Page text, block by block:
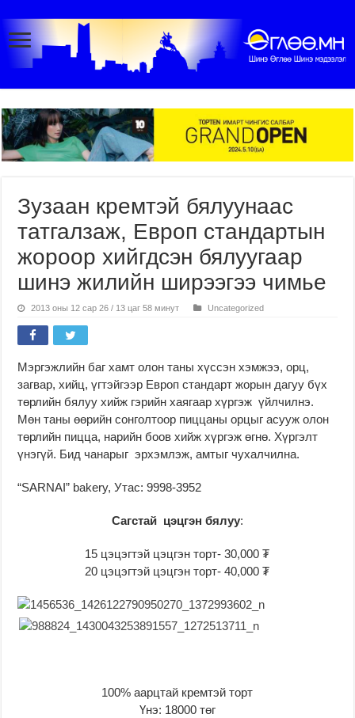
Зузаан кремтэй бялуунаас
татгалзаж, Европ стандартын
жороор хийгдсэн бялуугаар
шинэ жилийн ширээгээ чимье
2013 оны 12 сар 26 / 13 цаг 58 минут Uncategorized
Мэргэжлийн баг хамт олон таны хүссэн хэмжээ, орц,
загвар, хийц, үгтэйгээр Европ стандарт жорын дагуу бүх
төрлийн бялуу хийж гэрийн хаягаар хүргэж үйлчилнэ.
Мөн таны өөрийн сонголтоор пиццаны орцыг асууж олон
төрлийн пицца, нарийн боов хийж хүргэж өгнө. Хүргэлт
үнэгүй. Бид чанарыг эрхэмлэж, амтыг чухалчилна.
“SARNAI” bakery, Утас: 9998-3952
Сагстай цэцгэн бялуу:
15 цэцэгтэй цэцгэн торт- 30,000 ₮
20 цэцэгтэй цэцгэн торт- 40,000 ₮
100% аарцтай кремтэй торт
Үнэ: 18000 төг